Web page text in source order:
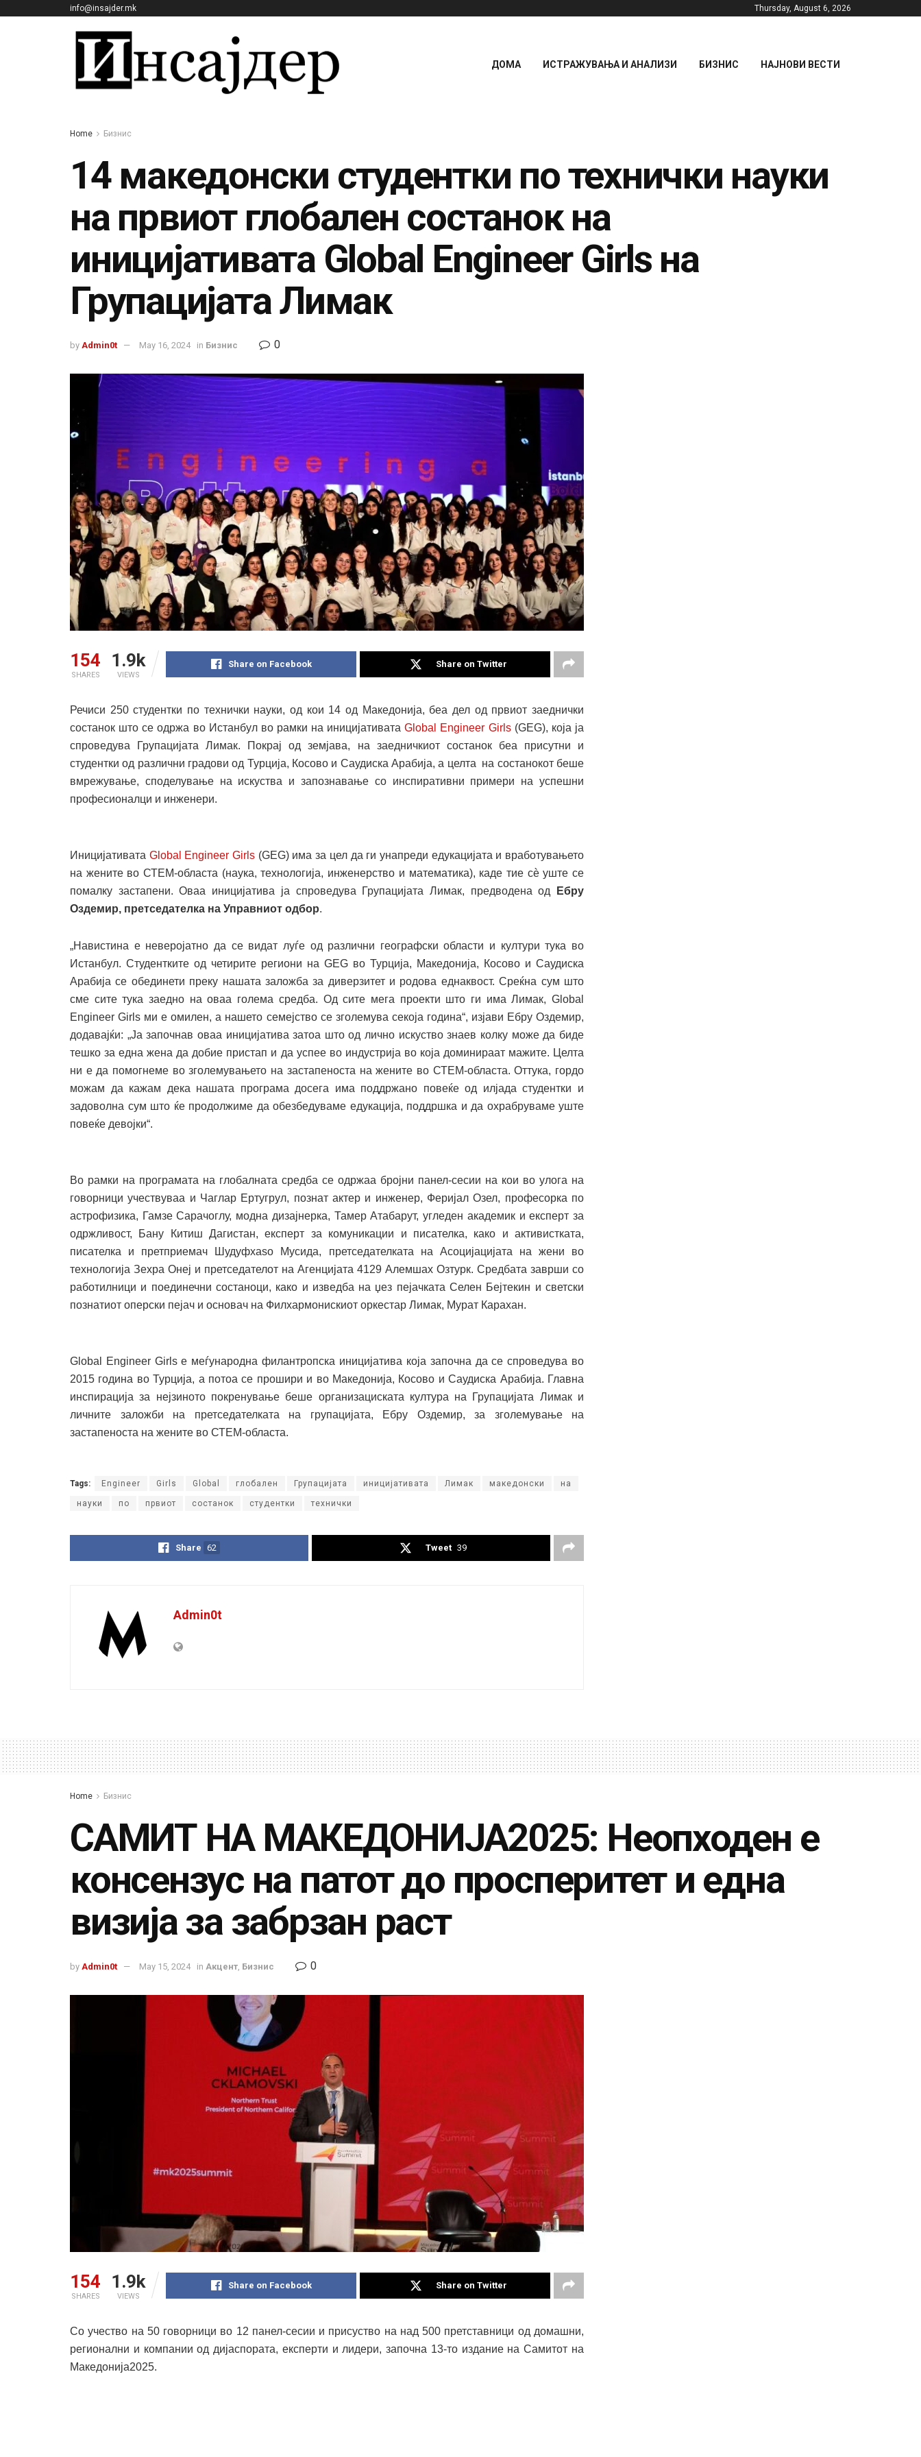
info@insajder.mk Thursday, August 6, 2026
ДОМА ИСТРАЖУВАЊА И АНАЛИЗИ БИЗНИС НАЈНОВИ ВЕСТИ
Home Бизнис
14 македонски студентки по технички науки
на првиот глобален состанок на
иницијативата Global Engineer Girls на
Групацијата Лимак
by Admin0t May 16, 2024 in Бизнис 0
154
SHARES
1.9k
VIEWS
Share on Facebook Share on Twitter
Речиси 250 студентки по технички науки, од кои 14 од Македонија, беа дел од првиот заеднички
состанок што се одржа во Истанбул во рамки на иницијативатаGlobal Engineer Girls(GEG), која ја
спроведува Групацијата Лимак. Покрај од земјава, на заедничкиот состанок беа присутни и
студентки од различни градови од Турција, Косово и Саудиска Арабија, а целта на состанокот беше
вмрежување, споделување на искуства и запознавање со инспиративни примери на успешни
професионалци и инженери.
Иницијативата Global Engineer Girls (GEG) има за цел да ги унапреди едукацијата и вработувањето
на жените во СТЕМ-областа (наука, технологија, инженерство и математика), каде тие сѐ уште се
помалку застапени. Оваа иницијатива ја спроведува Групацијата Лимак, предводена од
Ебру
Оздемир, претседателка на Управниот одбор.
„Навистина е неверојатно да се видат луѓе од различни географски области и култури тука во
Истанбул. Студентките од четирите региони на GEG во Турција, Македонија, Косово и Саудиска
Арабија се обединети преку нашата заложба за диверзитет и родова еднаквост. Среќна сум што
сме сите тука заедно на оваа голема средба. Од сите мега проекти што ги има Лимак, Global
Engineer Girls ми е омилен, а нашето семејство се зголемува секоја година“, изјави Ебру Оздемир,
додавајќи: „Ја започнав оваа иницијатива затоа што од лично искуство знаев колку може да биде
тешко за една жена да добие пристап и да успее во индустрија во која доминираат мажите. Целта
ни е да помогнеме во зголемувањето на застапеноста на жените во СТЕМ-областа. Оттука, гордо
можам да кажам дека нашата програма досега има поддржано повеќе од илјада студентки и
задоволна сум што ќе продолжиме да обезбедуваме едукација, поддршка и да охрабруваме уште
повеќе девојки“.
Во рамки на програмата на глобалната средба се одржаа бројни панел-сесии на кои во улога на
говорници учествуваа и Чаглар Ертугрул, познат актер и инженер, Феријал Озел, професорка по
астрофизика, Гамзе Сарачоглу, модна дизајнерка, Тамер Атабарут, угледен академик и експерт за
одржливост, Бану Китиш Дагистан, експерт за комуникации и писателка, како и активистката,
писателка и претприемач Шудуфхаѕо Мусида, претседателката на Асоцијацијата на жени во
технологија Зехра Онеј и претседателот на Агенцијата 4129 Алемшах Озтурк. Средбата заврши со
работилници и поединечни состаноци, како и изведба на џез пејачката Селен Бејтекин и светски
познатиот оперски пејач и основач на Филхармонискиот оркестар Лимак, Мурат Карахан.
Global Engineer Girls е меѓународна филантропска иницијатива која започна да се спроведува во
2015 година во Турција, а потоа се прошири и во Македонија, Косово и Саудиска Арабија. Главна
инспирација за нејзиното покренување беше организациската култура на Групацијата Лимак и
личните заложби на претседателката на групацијата, Ебру Оздемир, за зголемување на
застапеноста на жените во СТЕМ-областа.
Tags: Engineer Girls Global глобален Групацијата иницијативата Лимак македонски на
науки по првиот состанок студентки технички
Share 62 Tweet 39
Admin0t
Home Бизнис
САМИТ НА МАКЕДОНИЈА2025: Неопходен е
консензус на патот до просперитет и една
визија за забрзан раст
by Admin0t May 15, 2024 in Акцент Бизнис 0
154
SHARES
1.9k
VIEWS
Share on Facebook Share on Twitter
Со учество на 50 говорници во 12 панел-сесии и присуство на над 500 претставници од домашни,
регионални и компании од дијаспората, експерти и лидери, започна 13-то издание на Самитот на
Македонија2025.